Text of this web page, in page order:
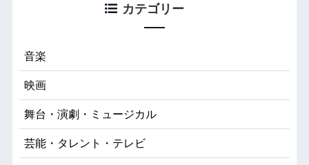
カテゴリー
音楽
映画
舞台・演劇・ミュージカル
芸能・タレント・テレビ